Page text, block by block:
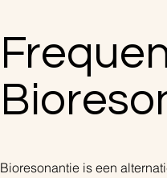
Bioresonantie is een